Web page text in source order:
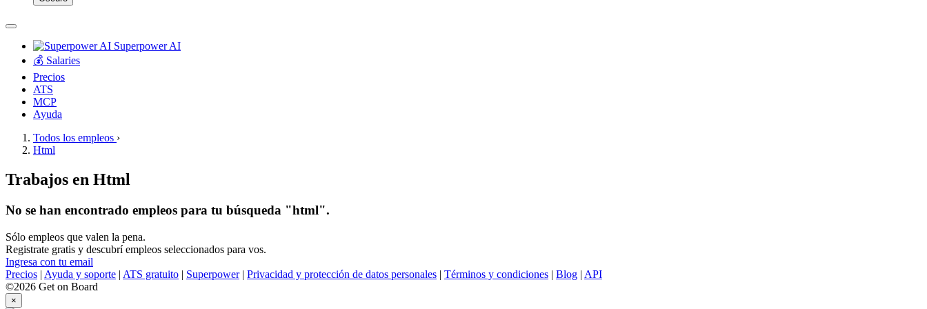
Superpower AI
💰 Salaries
Precios
ATS
MCP
Ayuda
Todos los empleos ›
Html
Trabajos en Html
No se han encontrado empleos para tu búsqueda "html".
Sólo empleos que valen la pena.
Registrate gratis y descubrí empleos seleccionados para vos.
Ingresa con tu email
Precios | Ayuda y soporte | ATS gratuito | Superpower| Privacidad y protección de datos personales | Términos y condiciones | Blog | API
©2026 Get on Board
×